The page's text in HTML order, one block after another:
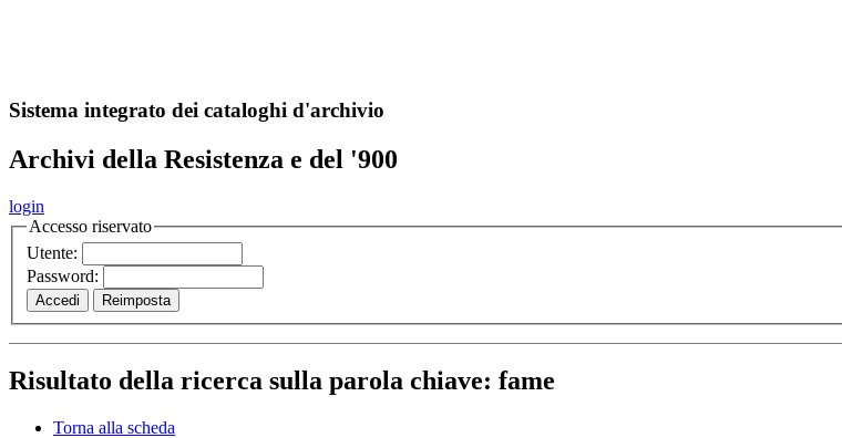
Sistema integrato dei cataloghi d'archivio
Archivi della Resistenza e del '900
login
Accesso riservato
Utente:
Password:
Risultato della ricerca sulla parola chiave: fame
Torna alla scheda